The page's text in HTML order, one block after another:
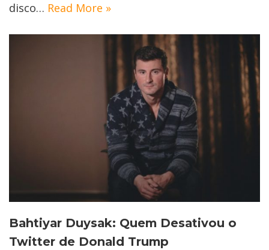
disco… Read More »
Bahtiyar Duysak: Quem Desativou o
Twitter de Donald Trump